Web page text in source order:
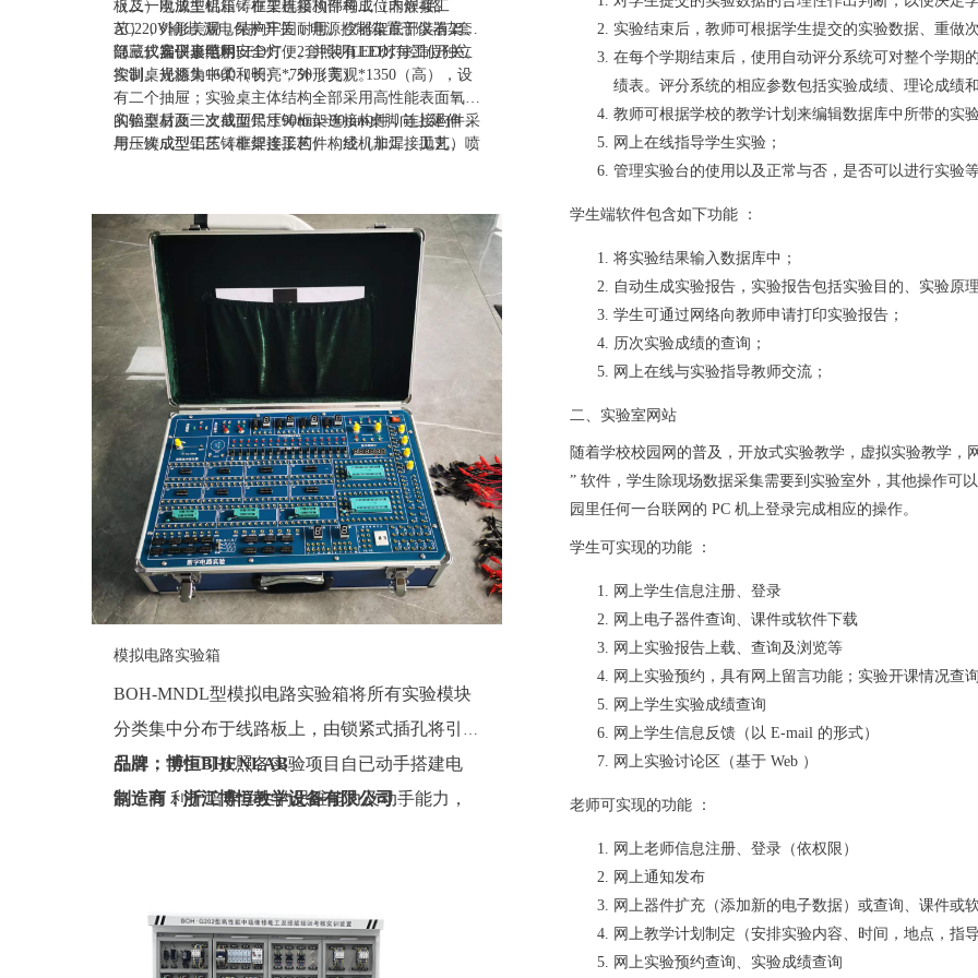
板及一次成型铝压铸框架连接构件构成（非焊接工
艺），外形美观，结构牢固耐用。仪器架底部装有2套
隐藏式扁平形照明LED灯，2套照明LED灯每工位独立
控制。光源集中柔和明亮，外形美观。
（二）电源主机箱：在主机箱顶部每工位内嵌4路
AC220V输出,漏电保护开关，电源控制箱置于仪器架下
部，仪器仪表电用安全方便。并装有LED灯控制开关。
（三）实训桌结构：
实训桌规格为1600（长）*750（宽）*1350（高），设
有二个抽屉；实验桌主体结构全部采用高性能表面氧化
的铝型材及一次成型铝压铸框架连接构件，连接构件采
用压铸成型工艺（非焊接工艺），经机加工、抛丸、喷
化处理，截面尺寸：90mm×90mm，四面带槽，槽宽约
8mm，端部装有注塑成型配套塑料堵头。桌面采用
25mm三聚氰胺饰面板，配有一块防静电绝缘皮。贴桌
面板下设支撑框架，承受力不少于200kg。实训装置整
体简约不简单，高端大气，符合现代化产品审美和发展
趋势。
实验桌后面二支截面尺寸90mm×90mm桌脚向上延伸，
与一次成型铝压铸框架连接构件构成（非焊接工艺）牢
模拟电路实验箱
BOH-MNDL型模拟电路实验箱将所有实验模块
分类集中分布于线路板上，由锁紧式插孔将引线
引出，学生可按照各实验项目自已动手搭建电
路，有 利于培养学生的思维能力及动手能力，
品牌：博恒BHENLAB
制造商：浙江博恒教学设备有限公司
价格：联系销售人员
实验结束后，教师可根据学生提交的实验数据、重做
在每个学期结束后，使用自动评分系统可对整个学期
绩表。评分系统的相应参数包括实验成绩、理论成绩
教师可根据学校的教学计划来编辑数据库中所带的实
网上在线指导学生实验；
管理实验台的使用以及正常与否，是否可以进行实验
学生端软件包含如下功能 ：
将实验结果输入数据库中；
自动生成实验报告，实验报告包括实验目的、实验原
学生可通过网络向教师申请打印实验报告；
历次实验成绩的查询；
网上在线与实验指导教师交流；
二、实验室网站
随着学校校园网的普及，开放式实验教学，虚拟实验教学
” 软件，学生除现场数据采集需要到实验室外，其他操作可
园里任何一台联网的 PC 机上登录完成相应的操作。
学生可实现的功能 ：
网上学生信息注册、登录
网上电子器件查询、课件或软件下载
网上实验报告上载、查询及浏览等
网上实验预约，具有网上留言功能；实验开课情况查
网上学生实验成绩查询
网上学生信息反馈（以 E-mail 的形式）
网上实验讨论区（基于 Web ）
老师可实现的功能 ：
网上老师信息注册、登录（依权限）
网上通知发布
网上器件扩充（添加新的电子数据）或查询、课件或
网上教学计划制定（安排实验内容、时间，地点，指
网上实验预约查询、实验成绩查询